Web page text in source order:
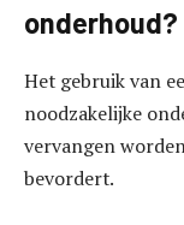
onderhoud?
Het gebruik van
noodzakelijke
vervangen
bevordert.